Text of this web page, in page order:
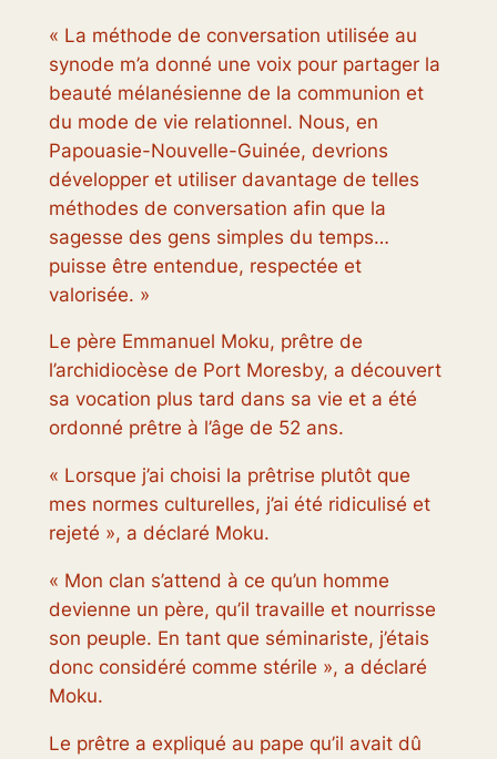
« La méthode de conversation utilisée au
synode m’a donné une voix pour partager la
beauté mélanésienne de la communion et
du mode de vie relationnel. Nous, en
Papouasie-Nouvelle-Guinée, devrions
développer et utiliser davantage de telles
méthodes de conversation afin que la
sagesse des gens simples du temps…
puisse être entendue, respectée et
valorisée. »
Le père Emmanuel Moku, prêtre de
l’archidiocèse de Port Moresby, a découvert
sa vocation plus tard dans sa vie et a été
ordonné prêtre à l’âge de 52 ans.
« Lorsque j’ai choisi la prêtrise plutôt que
mes normes culturelles, j’ai été ridiculisé et
rejeté », a déclaré Moku.
« Mon clan s’attend à ce qu’un homme
devienne un père, qu’il travaille et nourrisse
son peuple. En tant que séminariste, j’étais
donc considéré comme stérile », a déclaré
Moku.
Le prêtre a expliqué au pape qu’il avait dû